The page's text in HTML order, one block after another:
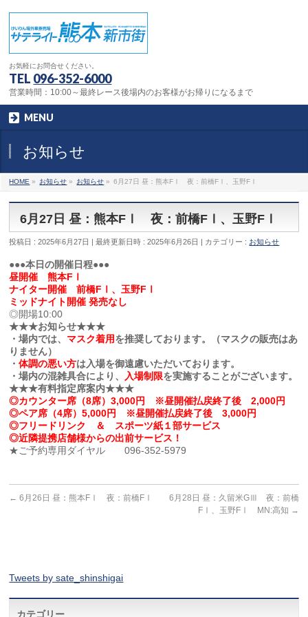
お気軽にお問合せください。
TEL 096-352-6000
営業時間：10:00～最終レース後場内のお客様がお帰りになるまで
MENU
お知らせ
HOME » お知らせ » お知らせ » 6月27日 昼：熊本FⅠ 夜：前橋FⅠ、玉野FⅠ
6月27日 昼：熊本FⅠ 夜：前橋FⅠ、玉野FⅠ
投稿日 : 2025年6月27日 最終更新日時 : 2025年6月26日 カテゴリー : お知らせ
●●●本日の開催日程●●●
昼開催 熊本FⅠ
ナイター開催 前橋FⅠ、玉野FⅠ
ミッドナイト開催 発売なし
◎開場10:00
★★★お知らせ★★★
・場内では、 マスク着用を推奨しております。（マスクの販売はあ
りません）
・体調の悪い方は入場を御遠慮いただいております。
・場内の混雑具合により、
入場制限を実施することがございます。
★★★有料指定席案内★★★
◎カウンター席（8席）3,000円 ※昼開催払戻終了後 2,000円
◎ペア席（4席）5,000円 ※昼開催払戻終了後 3,000円
◎フリードリンク ＆ スポーツ紙１部サービス
◎近隣提携店舗様からの出前サービス！
★ご予約専用ダイヤル 096-352-5979
← 6月26日 昼：熊本FⅠ 夜：前橋FⅠ
6月28日 昼：久留米GⅢ 夜：前橋
FⅠ、玉野FⅠ MN:高知 →
Tweets by sate_shinshigai
カテゴリー